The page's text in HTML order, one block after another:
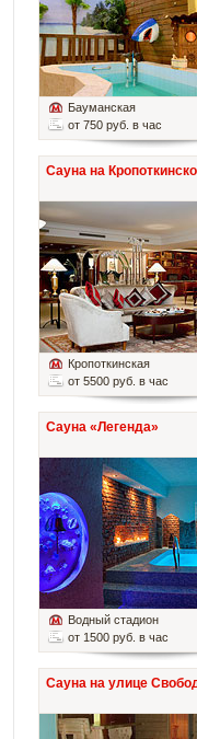
Бауманская
от 750 руб. в час
Сауна на
Кропоткинская
от 5500 руб. в час
Сауна «Легенда»
Водный стадион
от 1500 руб. в час
Сауна на улице